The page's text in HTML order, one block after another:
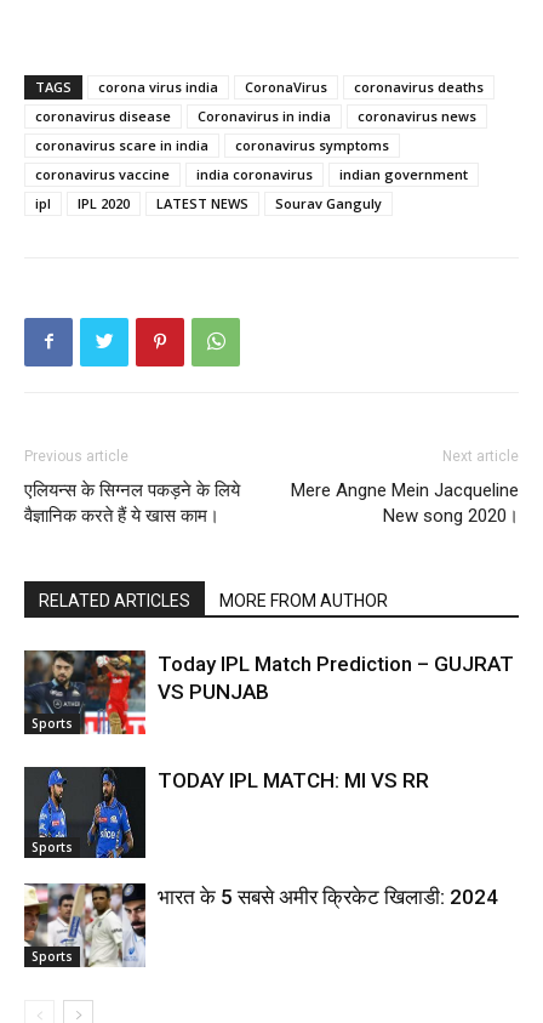
TAGS corona virus india CoronaVirus
coronavirus deaths
coronavirus disease
Coronavirus in india
coronavirus news
coronavirus scare in india
coronavirus symptoms
coronavirus vaccine
india coronavirus
indian government
ipl
IPL 2020 LATEST NEWS Sourav Ganguly
Previous article
एलियन्स के सिग्नल पकड़ने के लिये
वैज्ञानिक करते हैं ये खास काम।
Next article
Mere Angne Mein Jacqueline
New song 2020।
RELATED ARTICLES MORE FROM AUTHOR
Sports
Today IPL Match Prediction – GUJRAT
VS PUNJAB
Sports
TODAY IPL MATCH: MI VS RR
Sports
भारत के 5 सबसे अमीर क्रिकेट खिलाडी: 2024